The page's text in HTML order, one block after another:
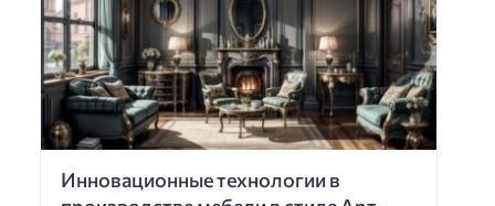
Инновационные технологии в